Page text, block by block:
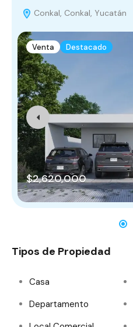
Conkal, Conkal, Yucatán
Venta Destacado
$2,620,000
Tipos de Propiedad
Casa
Departamento